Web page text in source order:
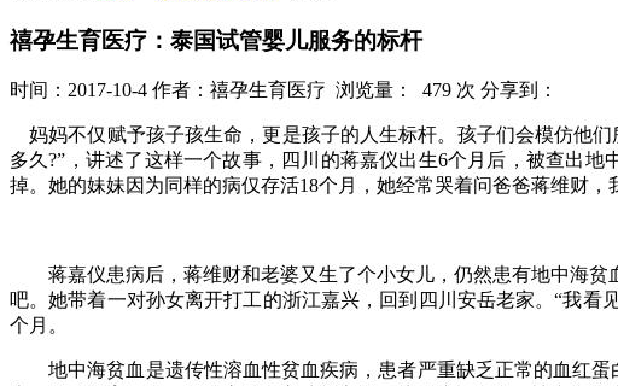
禧孕生育医疗：泰国试管婴儿服务的标杆
时间：2017-10-4 作者：禧孕生育医疗 浏览量： 479 次 分享到：
妈妈不仅赋予孩子孩生命，更是孩子的人生标杆。孩子们会模仿他
多久?”，讲述了这样一个故事，四川的蒋嘉仪出生6个月后，被查出
掉。她的妹妹因为同样的病仅存活18个月，她经常哭着问爸爸蒋维财，
蒋嘉仪患病后，蒋维财和老婆又生了个小女儿，仍然患有地中海贫
吧。她带着一对孙女离开打工的浙江嘉兴，回到四川安岳老家。“我
个月。
地中海贫血是遗传性溶血性贫血疾病，患者严重缺乏正常的血红蛋